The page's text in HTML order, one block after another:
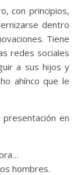
con principios,
dentro
Tiene
redes sociales
a sus hijos y
ahínco que le
presentación en
hombres.